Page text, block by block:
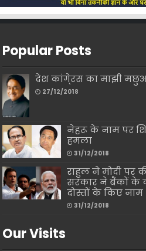
Popular Posts
देश कांगे्रस का माझी मछुआ
27/12/2018
नेहरू के नाम पर
हमला
31/12/2018
राहुल ने मोदी पर
सरकार ने बैंकों के
दोस्तों के किए नाम
31/12/2018
Our Visits